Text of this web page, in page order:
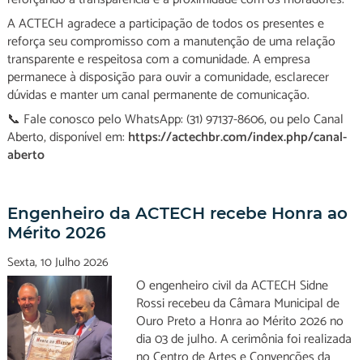
A ACTECH agradece a participação de todos os presentes e
reforça seu compromisso com a manutenção de uma relação
transparente e respeitosa com a comunidade. A empresa
permanece à disposição para ouvir a comunidade, esclarecer
dúvidas e manter um canal permanente de comunicação.
📞 Fale conosco pelo WhatsApp: (31) 97137-8606, ou pelo Canal
Aberto, disponível em: https://actechbr.com/index.php/canal-
aberto
Engenheiro da ACTECH recebe Honra ao
Mérito 2026
Sexta, 10 Julho 2026
O engenheiro civil da ACTECH Sidne
Rossi recebeu da Câmara Municipal de
Ouro Preto a Honra ao Mérito 2026 no
dia 03 de julho. A cerimônia foi realizada